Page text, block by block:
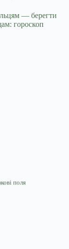
— берегти
гороскоп
поля